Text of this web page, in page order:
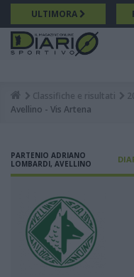
Salta
al
contenuto
principale
ULTIMORA
Breadcrumb
Classifiche e risultati
Avellino - Vis Artena
PARTENIO ADRIANO
LOMBARDI, AVELLINO